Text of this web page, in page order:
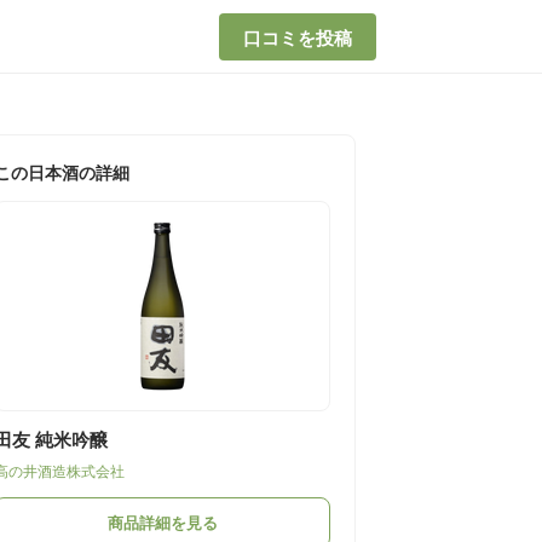
口コミを投稿
の日本酒の詳細
友 純米吟醸
の井酒造株式会社
商品詳細を見る